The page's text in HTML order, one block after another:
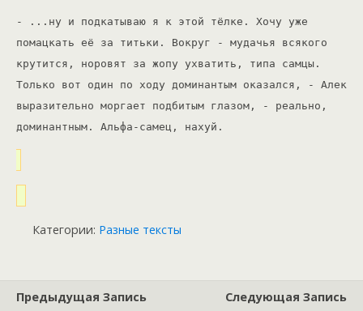
- ...ну и подкатываю я к этой тёлке. Хочу уже
помацкать её за титьки. Вокруг - мудачья всякого
крутится, норовят за жопу ухватить, типа самцы.
Только вот один по ходу доминантым оказался, - Алек
выразительно моргает подбитым глазом, - реально,
доминантным. Альфа-самец, нахуй.
Категории: Разные тексты
Предыдущая Запись
Следующая Запись